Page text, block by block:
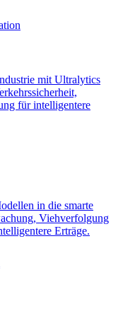
mit Ultralytics
für intelligentere
in die smarte
Viehverfolgung
Erträge.